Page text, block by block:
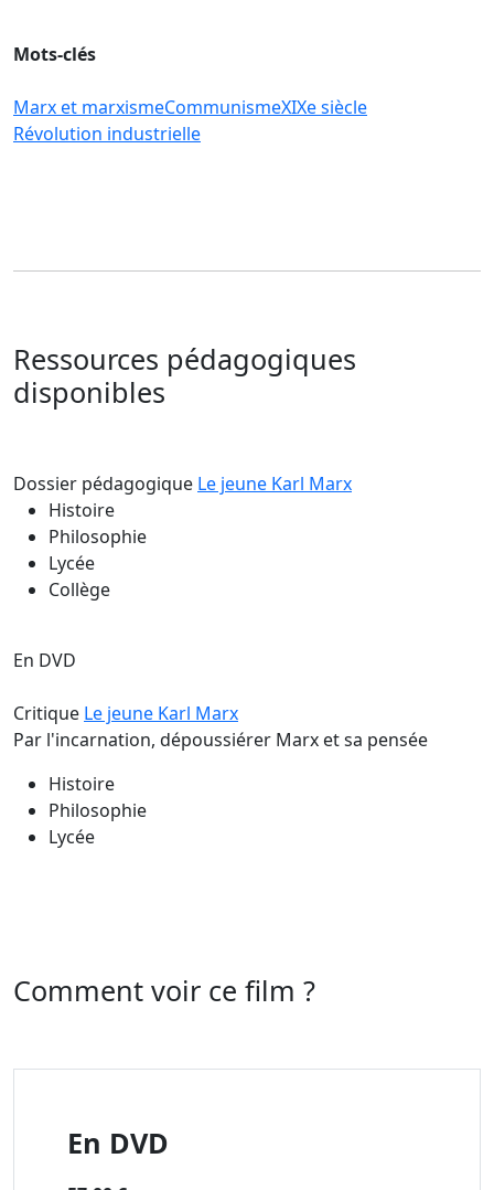
Mots-clés
Marx et marxismeCommunismeXIXe siècle
Révolution industrielle
Ressources pédagogiques
disponibles
Dossier pédagogique Le jeune Karl Marx
Histoire
Philosophie
Lycée
Collège
En DVD
Critique Le jeune Karl Marx
Par l'incarnation, dépoussiérer Marx et sa pensée
Histoire
Philosophie
Lycée
Comment voir ce film ?
En DVD